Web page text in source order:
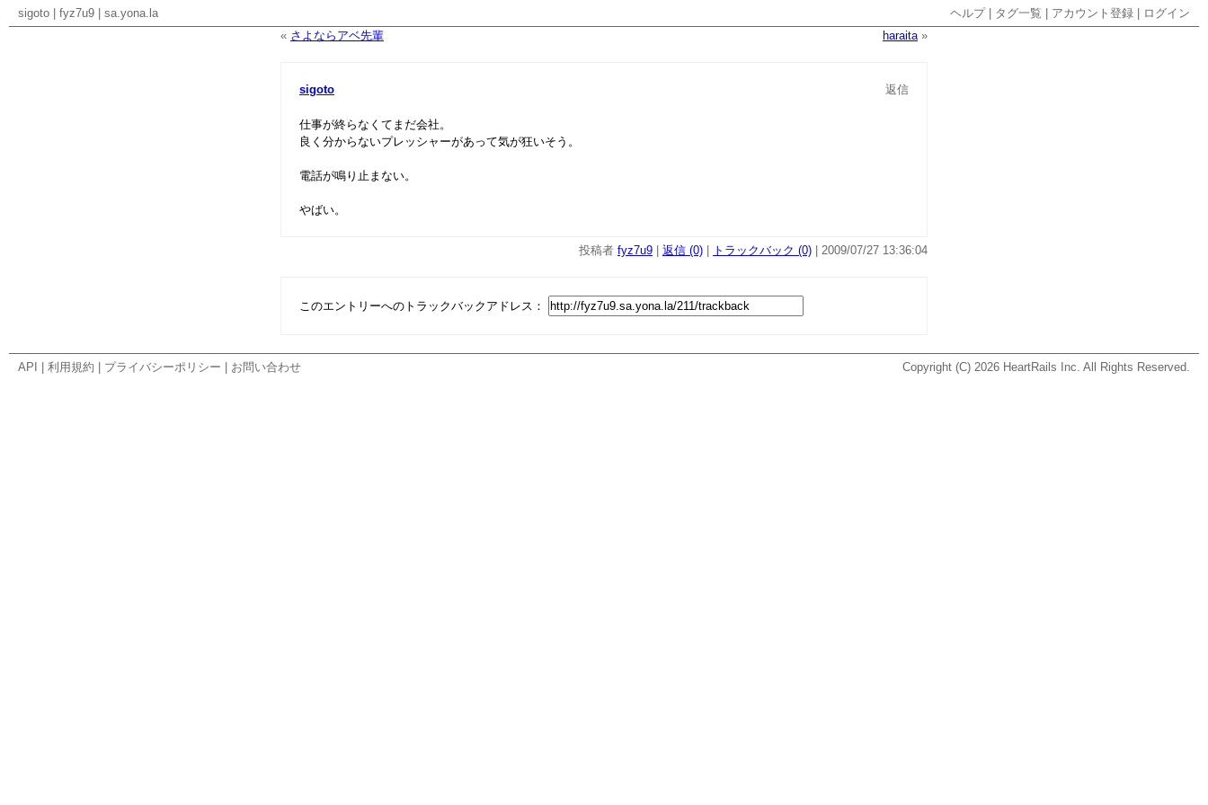
sigoto fyz7u9 sa.yona.la ヘルプ| タグ一覧 アカウント登録
ログイン
« さよならアベ先輩 haraita»
sigoto 返信
仕事が終らなくてまだ会社。
良く分からないプレッシャーがあって気が狂いそう。
電話が鳴り止まない。
やばい。
投稿者 fyz7u9 返信 (0) トラックバック (0) | 2009/07/27 13:36:04
このエントリーへのトラックバックアドレス：
API 利用規約 プライバシーポリシー お問い合わせ Copyright (C) 2026 HeartRails Inc. All Rights Reserved.